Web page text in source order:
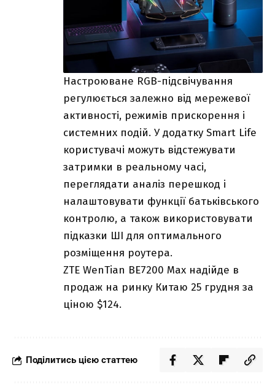
Настроюване RGB-підсвічування
регулюється залежно від мережевої
активності, режимів прискорення і
системних подій. У додатку Smart Life
користувачі можуть відстежувати
затримки в реальному часі,
переглядати аналіз перешкод і
налаштовувати функції батьківського
контролю, а також використовувати
підказки ШІ для оптимального
розміщення роутера.
ZTE WenTian BE7200 Max надійде в
продаж на ринку Китаю 25 грудня за
ціною $124.
Поділитись цією статтею